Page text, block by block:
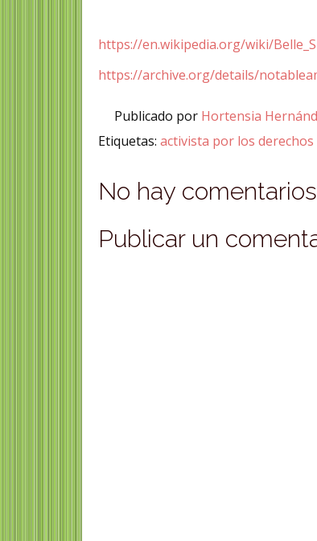
https://en.wikipedia.org/wiki/
https://archive.org/details/
Publicado por Hortensia
Etiquetas:activista por los derechos
No hay
Publicar un